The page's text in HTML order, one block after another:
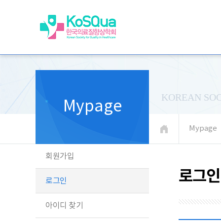
KOREAN
Mypage
Mypage
회원가입
로그인
아이디 찾기
로그인